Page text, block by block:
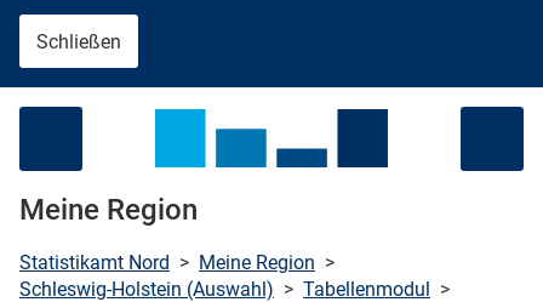
Schließen
Meine Region
Statistikamt Nord > Meine Region >
Schleswig-Holstein (Auswahl) > Tabellenmodul >